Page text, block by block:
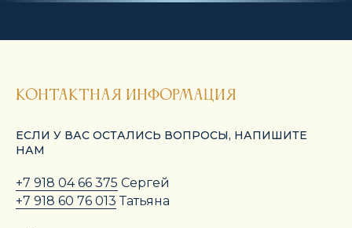
Контактная информация
ЕСЛИ У ВАС ОСТАЛИСЬ ВОПРОСЫ, НАПИШИТЕ
НАМ
+7 918 04 66 375 Сергей
+7 918 60 76 013 Татьяна